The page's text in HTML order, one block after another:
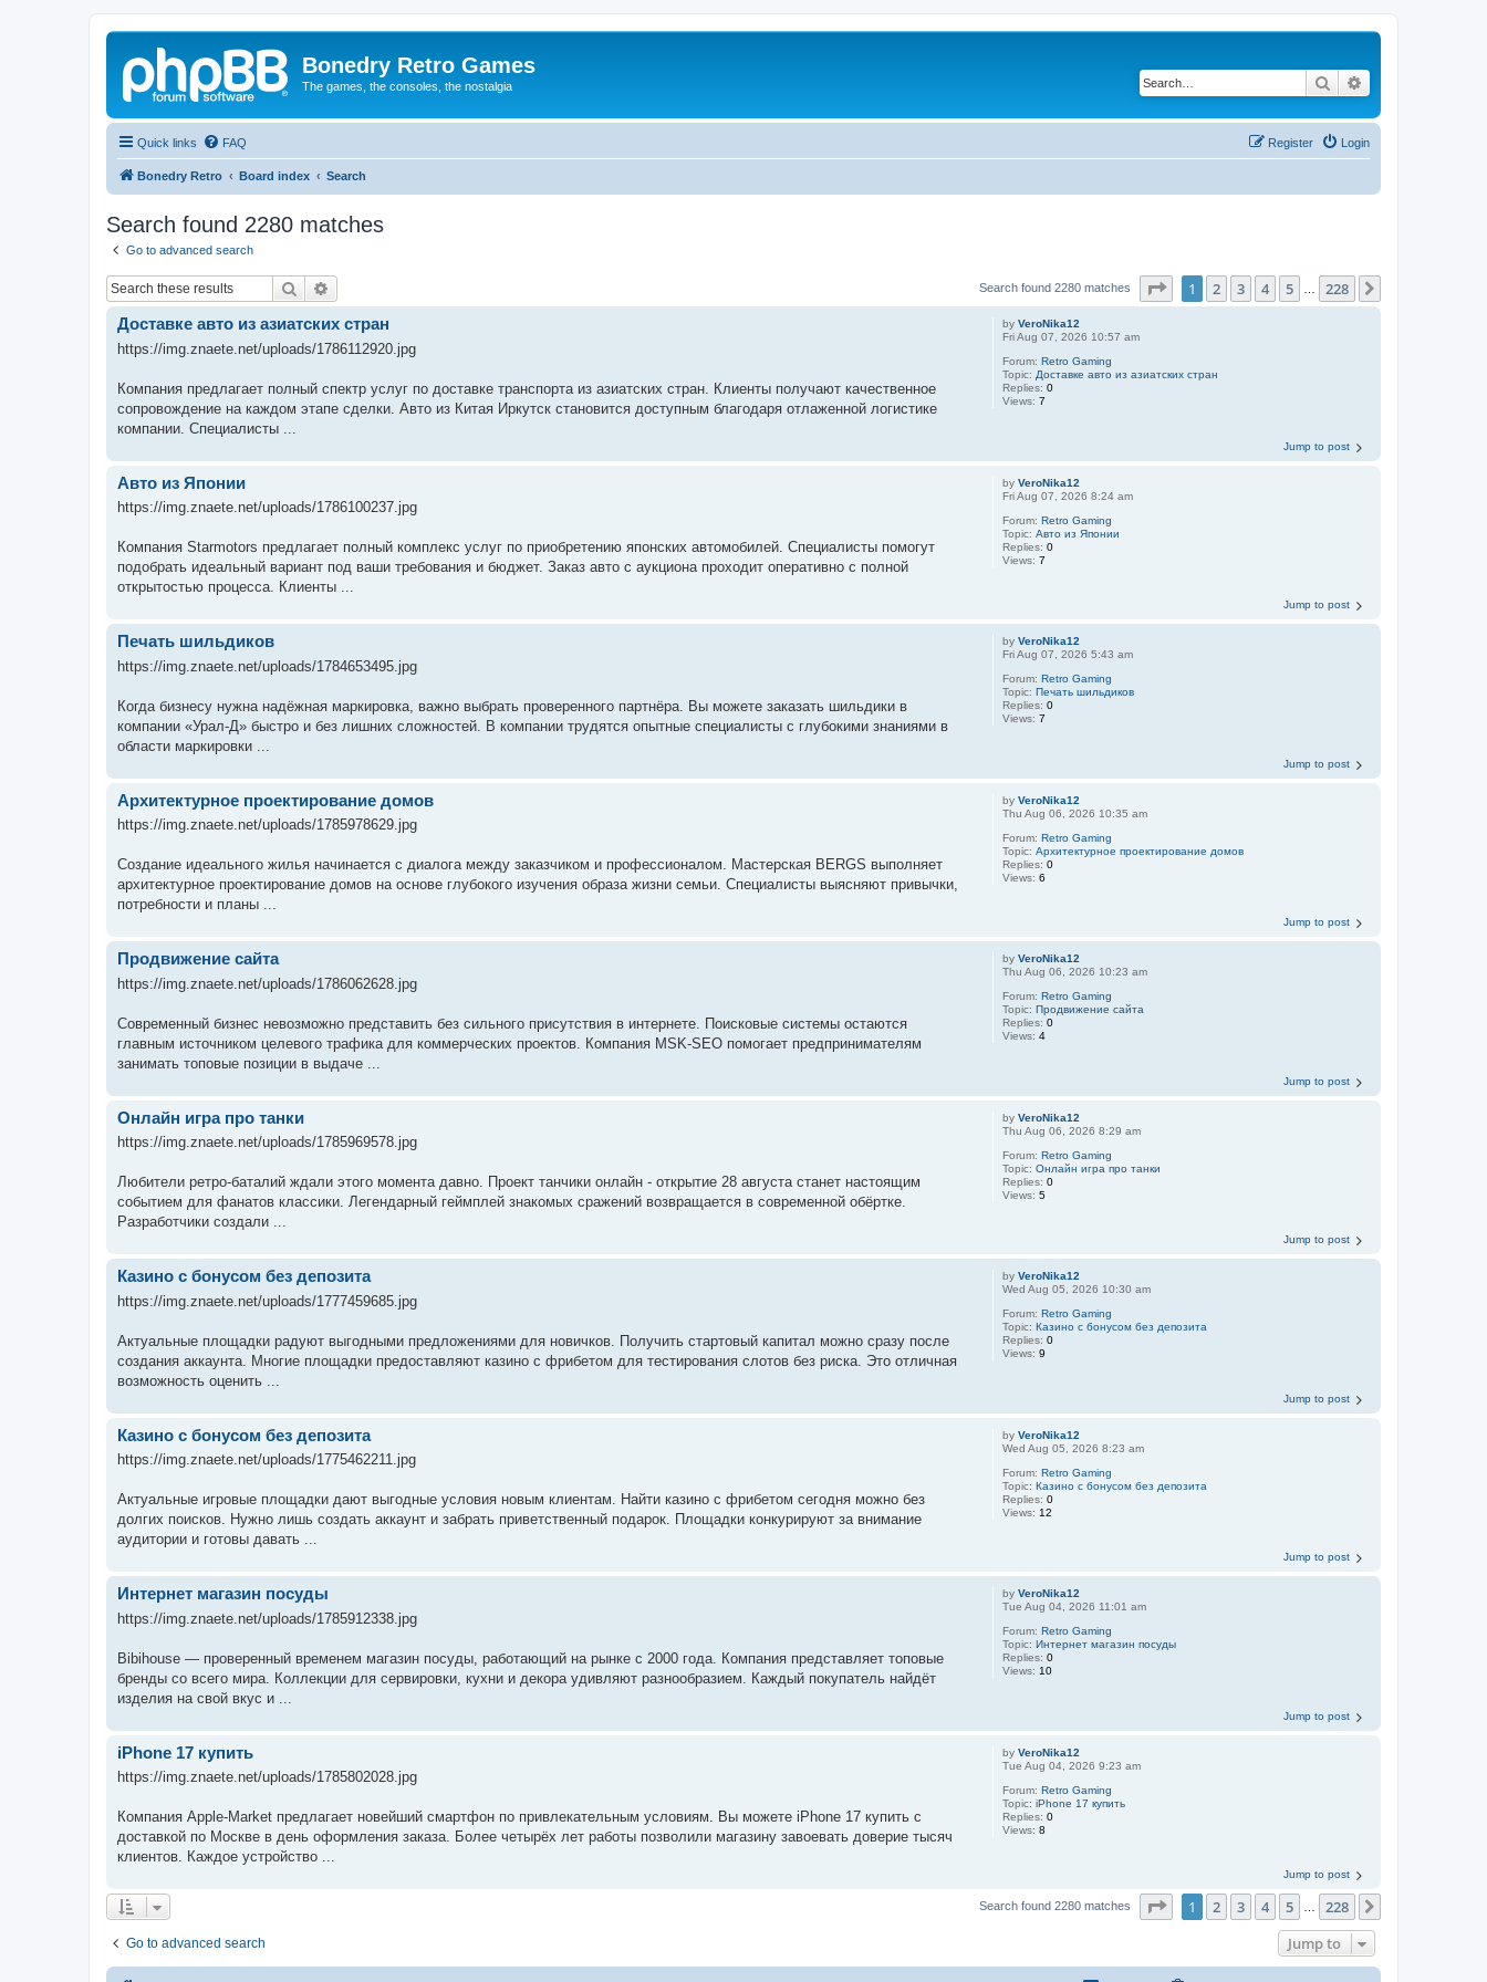
Bonedry Retro Games
The games, the consoles, the nostalgia Search
Quick links FAQ Login
Register
Bonedry Retro Board index Search
Search found 2280 matches
Go to advanced search
Search Search found 2280 matches Page of 228
1 2 3 4 5 228
byVeroNika12
Fri Aug 07, 2026 10:57 am
Forum:Retro Gaming
Topic: Доставке авто из азиатских стран
Replies:0
Views:7
Доставке авто из азиатских стран
https://img.znaete.net/uploads/1786112920.jpg
Компания предлагает полный спектр услуг по доставке транспорта из азиатских стран. Клиенты получают качественное
сопровождение на каждом этапе сделки. Авто из Китая Иркутск становится доступным благодаря отлаженной логистике
компании. Специалисты ...
Jump to post
byVeroNika12
Fri Aug 07, 2026 8:24 am
Forum:Retro Gaming
Topic:Авто из Японии
Replies:0
Views:7
Авто из Японии
https://img.znaete.net/uploads/1786100237.jpg
Компания Starmotors предлагает полный комплекс услуг по приобретению японских автомобилей. Специалисты помогут
подобрать идеальный вариант под ваши требования и бюджет. Заказ авто с аукциона проходит оперативно с полной
открытостью процесса. Клиенты ...
Jump to post
byVeroNika12
Fri Aug 07, 2026 5:43 am
Forum:Retro Gaming
Topic:Печать шильдиков
Replies:0
Views:7
Печать шильдиков
https://img.znaete.net/uploads/1784653495.jpg
Когда бизнесу нужна надёжная маркировка, важно выбрать проверенного партнёра. Вы можете заказать шильдики в
компании «Урал-Д» быстро и без лишних сложностей. В компании трудятся опытные специалисты с глубокими знаниями в
области маркировки ...
Jump to post
byVeroNika12
Thu Aug 06, 2026 10:35 am
Forum:Retro Gaming
Topic:Aрхитектурное проектирование домов
Replies:0
Views:6
Aрхитектурное проектирование домов
https://img.znaete.net/uploads/1785978629.jpg
Создание идеального жилья начинается с диалога между заказчиком и профессионалом. Мастерская BERGS выполняет
архитектурное проектирование домов на основе глубокого изучения образа жизни семьи. Специалисты выясняют привычки,
потребности и планы ...
Jump to post
byVeroNika12
Thu Aug 06, 2026 10:23 am
Forum:Retro Gaming
Topic:Продвижение сайта
Replies:0
Views:4
Продвижение сайта
https://img.znaete.net/uploads/1786062628.jpg
Современный бизнес невозможно представить без сильного присутствия в интернете. Поисковые системы остаются
главным источником целевого трафика для коммерческих проектов. Компания MSK-SEO помогает предпринимателям
занимать топовые позиции в выдаче ...
Jump to post
byVeroNika12
Thu Aug 06, 2026 8:29 am
Forum:Retro Gaming
Topic:Онлайн игра про танки
Replies:0
Views:5
Онлайн игра про танки
https://img.znaete.net/uploads/1785969578.jpg
Любители ретро-баталий ждали этого момента давно. Проект танчики онлайн - открытие 28 августа станет настоящим
событием для фанатов классики. Легендарный геймплей знакомых сражений возвращается в современной обёртке.
Разработчики создали ...
Jump to post
byVeroNika12
Wed Aug 05, 2026 10:30 am
Forum:Retro Gaming
Topic:Казино с бонусом без депозита
Replies:0
Views:9
Казино с бонусом без депозита
https://img.znaete.net/uploads/1777459685.jpg
Актуальные площадки радуют выгодными предложениями для новичков. Получить стартовый капитал можно сразу после
создания аккаунта. Многие площадки предоставляют казино с фрибетом для тестирования слотов без риска. Это отличная
возможность оценить ...
Jump to post
byVeroNika12
Wed Aug 05, 2026 8:23 am
Forum:Retro Gaming
Topic:Казино с бонусом без депозита
Replies:0
Views: 12
Казино с бонусом без депозита
https://img.znaete.net/uploads/1775462211.jpg
Актуальные игровые площадки дают выгодные условия новым клиентам. Найти казино с фрибетом сегодня можно без
долгих поисков. Нужно лишь создать аккаунт и забрать приветственный подарок. Площадки конкурируют за внимание
аудитории и готовы давать ...
Jump to post
byVeroNika12
Tue Aug 04, 2026 11:01 am
Forum:Retro Gaming
Topic:Интернет магазин посуды
Replies:0
Views: 10
Интернет магазин посуды
https://img.znaete.net/uploads/1785912338.jpg
Bibihouse — проверенный временем магазин посуды, работающий на рынке с 2000 года. Компания представляет топовые
бренды со всего мира. Коллекции для сервировки, кухни и декора удивляют разнообразием. Каждый покупатель найдёт
изделия на свой вкус и ...
Jump to post
byVeroNika12
Tue Aug 04, 2026 9:23 am
Forum:Retro Gaming
Topic:iPhone 17 купить
Replies:0
Views:8
iPhone 17 купить
https://img.znaete.net/uploads/1785802028.jpg
Компания Apple-Market предлагает новейший смартфон по привлекательным условиям. Вы можете iPhone 17 купить с
доставкой по Москве в день оформления заказа. Более четырёх лет работы позволили магазину завоевать доверие тысяч
клиентов. Каждое устройство ...
Jump to post
Search found 2280 matches Page of 228
1 2 3 4 5 228
Go to advanced search Jump to